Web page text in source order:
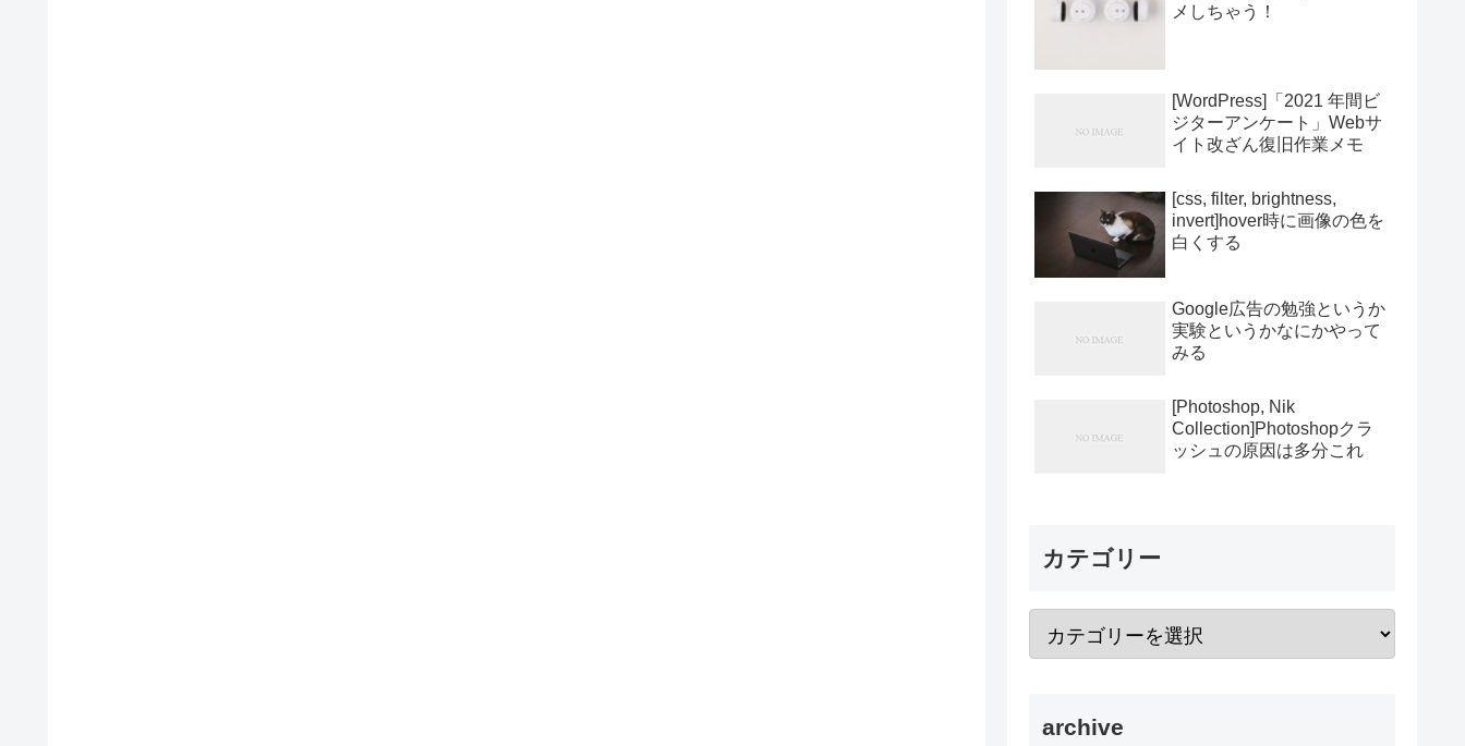
メしちゃう！
[WordPress]「2021 年間ビ
ジターアンケート」Webサ
イト改ざん復旧作業メモ
[css, filter, brightness,
invert]hover時に画像の色を
白くする
Google広告の勉強というか
実験というかなにかやって
みる
[Photoshop, Nik
Collection]Photoshopクラ
ッシュの原因は多分これ
カテゴリー
archive